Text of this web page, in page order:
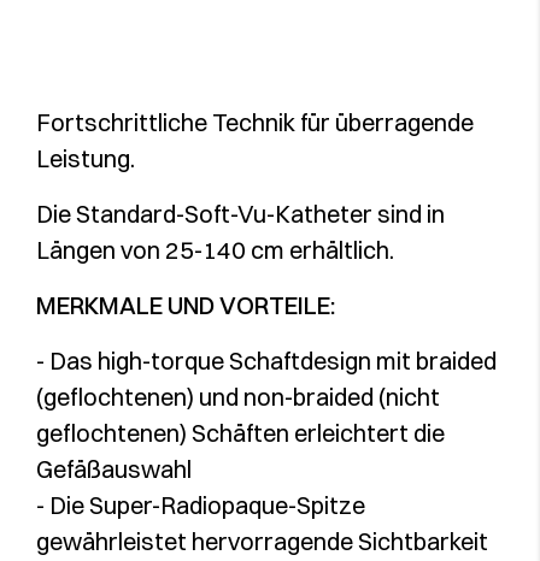
Fortschrittliche Technik für überragende
Leistung.
Die Standard-Soft-Vu-Katheter sind in
Längen von 25-140 cm erhältlich.
MERKMALE UND VORTEILE:
- Das high-torque Schaftdesign mit braided
(geflochtenen) und non-braided (nicht
geflochtenen) Schäften erleichtert die
Gefäßauswahl
- Die Super-Radiopaque-Spitze
gewährleistet hervorragende Sichtbarkeit